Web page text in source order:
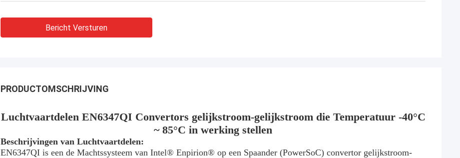
Bericht Versturen
PRODUCTOMSCHRIJVING
Luchtvaartdelen EN6347QI Convertors gelijkstroom-gelijkstroom die Temperatuur -40°C
~ 85°C in werking stellen
Beschrijvingen van Luchtvaartdelen:
EN6347QI is een de Machtssysteem van Intel® Enpirion® op een Spaander (PowerSoC) convertor gelijkstroom-